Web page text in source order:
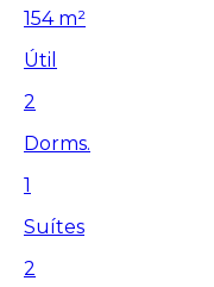
154 m²
Útil
2
Dorms.
1
Suítes
2